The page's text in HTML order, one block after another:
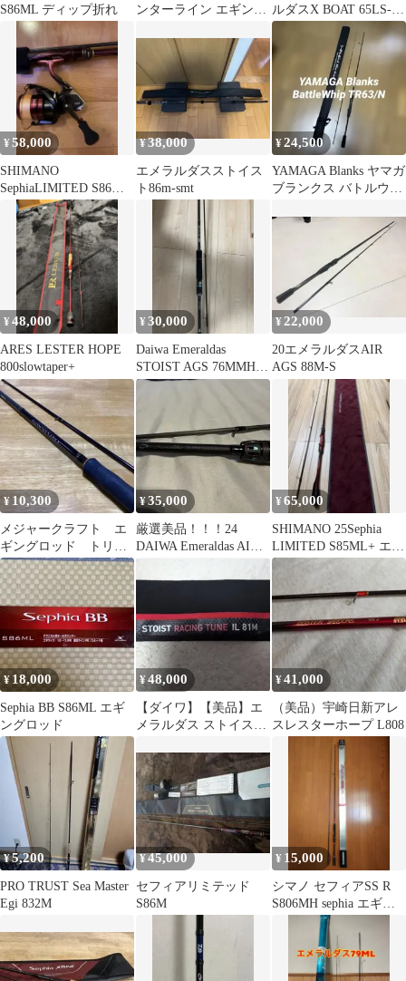
S86ML ディップ折れ
ンターライン エギング ルダスX BOAT 65LS-S
ロッドケース付
¥58,000
SHIMANO
SephiaLIMITED S86M
エギングロッドリール
セット
¥38,000
エメラルダスストイス
ト86m-smt
¥24,500
YAMAGA Blanks ヤマガ
ブランクス バトルウィ
¥48,000
ARES LESTER HOPE
800slowtaper+
¥30,000
Daiwa Emeraldas
STOIST AGS 76MMH-
SMT
¥22,000
20エメラルダスAIR
AGS 88M-S
¥ 10,300
メジャークラフト エ
ギングロッド トリプ
ルクロス TCX-862E
¥35,000
厳選美品！！！24
DAIWA Emeraldas AIR
89MLM
¥65,000
SHIMANO 25Sephia
LIMITED S85ML+ エギ
ングロッド
¥ 18,000
Sephia BB S86ML エギ
ングロッド
¥48,000
【ダイワ】【美品】エ
メラルダス ストイスト
¥41,000
（美品）宇崎日新アレ
スレスターホープ L808
¥5,200
PRO TRUST Sea Master
Egi 832M
¥45,000
セフィアリミテッド
S86M
¥ 15,000
シマノ セフィアSS R
S806MH sephia エギン
グロッド